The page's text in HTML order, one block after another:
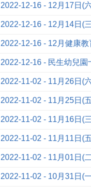
2022-12-16 - 12月17日(
2022-12-16 - 12月14日(
2022-12-16 - 12月健康
2022-12-16 - 民生幼兒園
2022-11-02 - 11月26日(
2022-11-02 - 11月25日(
2022-11-02 - 11月16日(
2022-11-02 - 11月11日(
2022-11-02 - 11月01日(
2022-11-02 - 10月31日(